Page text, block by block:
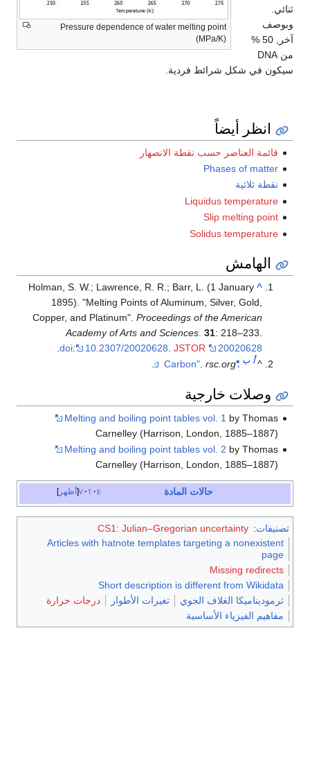
Pressure dependence of water melting point
(MPa/K)
ثنائي.
وبوصف
آخر, 50 %
من DNA
سيكون في شكل شرائط فردية.
انظر أيضاً
قائمة العناصر حسب نقطة الانصهار
Phases of matter
نقطة ثلاثية
Liquidus temperature
Slip melting point
Solidus temperature
الهامش
^
Holman, S. W.; Lawrence, R. R.; Barr, L. (1 January
1895). "Melting Points of Aluminum, Silver, Gold,
Copper, and Platinum".Proceedings of the American
Academy of Arts and Sciences .31: 218–233.
doi: 10.2307/20020628 .JSTOR 20020628
.
^أ ب "Carbon"
.rsc.org
.
وصلات خارجية
Melting and boiling point tables vol. 1 by Thomas
Carnelley (Harrison, London, 1885–1887)
Melting and boiling point tables vol. 2 by Thomas
Carnelley (Harrison, London, 1885–1887)
أظهر v t e حالات المادة
تصنيفات:
CS1: Julian–Gregorian uncertainty
Articles with hatnote templates targeting a nonexistent
page
Missing redirects
Short description is different from Wikidata
ثرموديناميكا الغلاف الجوي
تغيرات الأطوار
درجات حرارة
مفاهيم الفيزياء الأساسية